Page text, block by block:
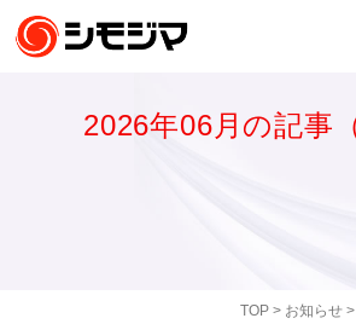
TOP> お知らせ>
2026年06月の記事